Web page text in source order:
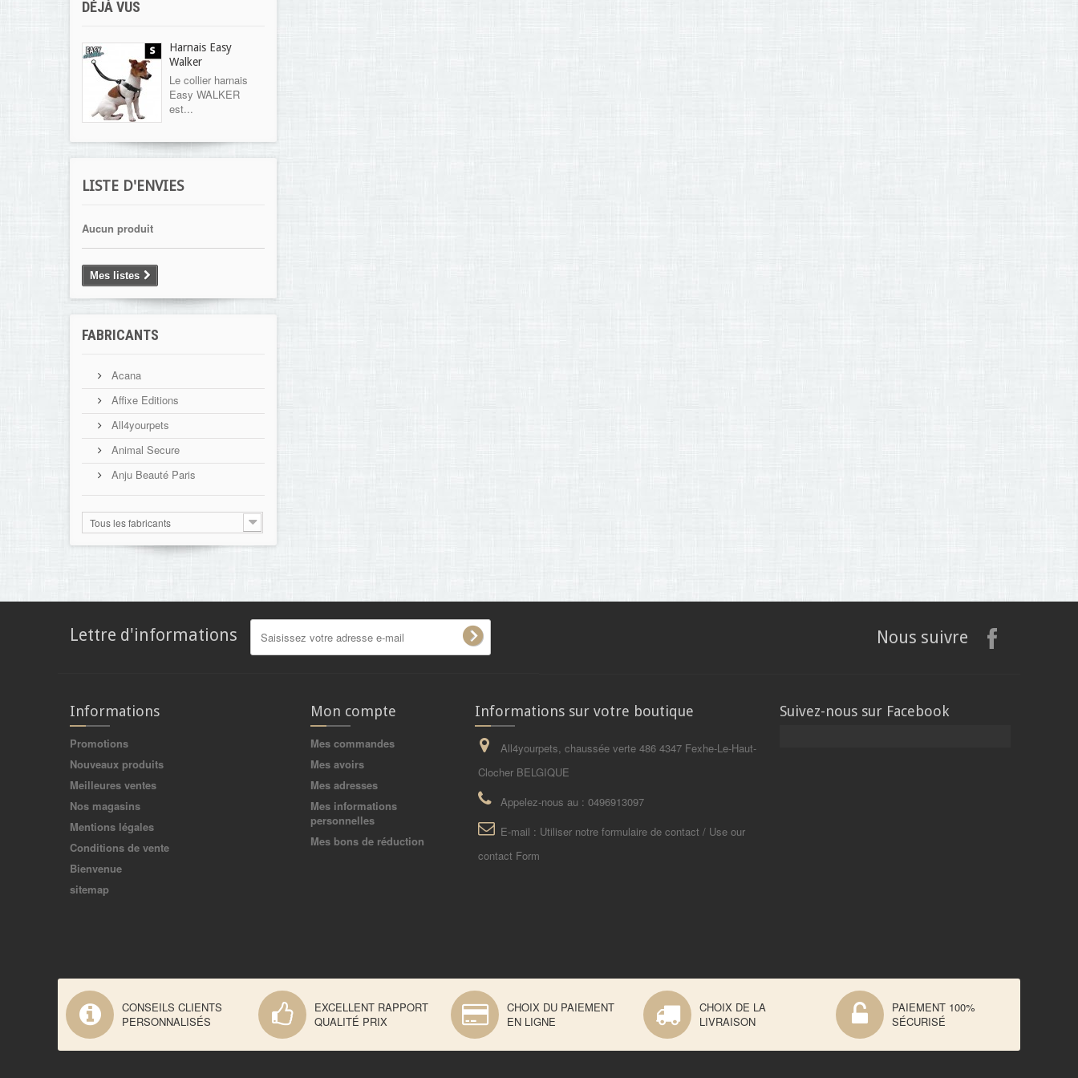
DÉJÀ VUS
Harnais Easy
Walker
Le collier harnais
Easy WALKER
est...
LISTE D'ENVIES
Aucun produit
Mes listes
FABRICANTS
Acana
Affixe Editions
All4yourpets
Animal Secure
Anju Beauté Paris
Tous les fabricants
Lettre d'informations Nous suivre
Informations
Promotions
Nouveaux produits
Meilleures ventes
Nos magasins
Mentions légales
Conditions de vente
Bienvenue
sitemap
Mon compte
Mes commandes
Mes avoirs
Mes adresses
Mes informations
personnelles
Mes bons de réduction
Informations sur votre boutique
All4yourpets, chaussée verte 486 4347 Fexhe-Le-Haut-
Clocher BELGIQUE
Appelez-nous au : 0496913097
E-mail : Utiliser notre formulaire de contact / Use our
contact Form
Suivez-nous sur Facebook
CONSEILS CLIENTS
PERSONNALISÉS
EXCELLENT RAPPORT
QUALITÉ PRIX
CHOIX DU PAIEMENT
EN LIGNE
CHOIX DE LA
LIVRAISON
PAIEMENT 100%
SÉCURISÉ